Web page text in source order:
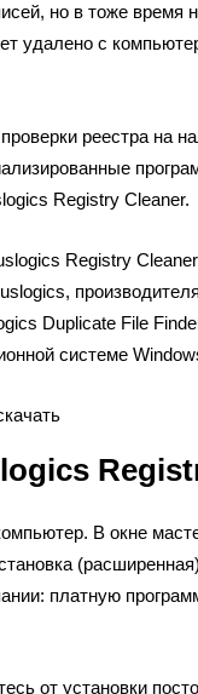
но в тоже время
удалено с
реестра на
Registry Cleaner.
Registry
Duplicate File
системе
В окне
платную
от установки